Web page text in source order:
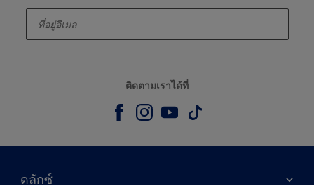
ติดตามเราได้ที่
ดูลักซ์